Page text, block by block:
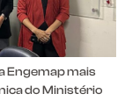
Engemap mais
do Ministério